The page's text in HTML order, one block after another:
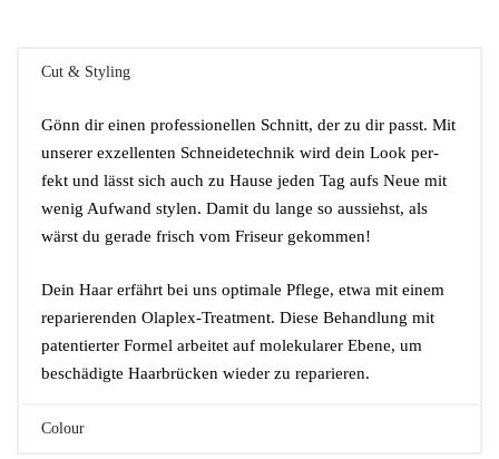
Cut & Styling
Gönn dir einen pro­fes­sio­nel­len Schnitt, der zu dir passt. Mit
unse­rer exzel­len­ten Schnei­de­tech­nik wird dein Look per­
fekt und lässt sich auch zu Hau­se jeden Tag aufs Neue mit
wenig Auf­wand sty­len. Damit du lan­ge so aus­siehst, als
wärst du gera­de frisch vom Fri­seur gekommen!
Dein Haar erfährt bei uns opti­ma­le Pfle­ge, etwa mit einem
repa­rie­ren­den Ola­plex-Tre­at­ment. Die­se Behand­lung mit
paten­tier­ter For­mel arbei­tet auf mole­ku­la­rer Ebe­ne, um
beschä­dig­te Haar­brü­cken wie­der zu reparieren.
Colour